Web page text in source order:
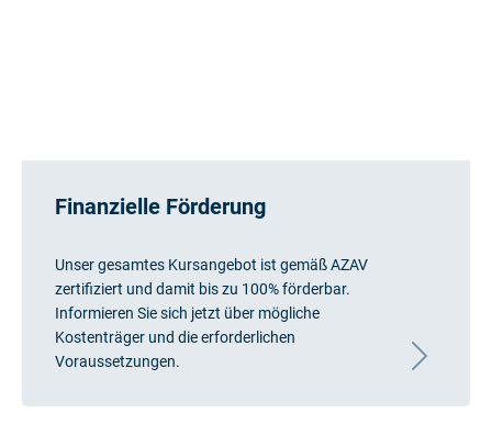
Finanzielle Förderung
Unser gesamtes Kursangebot ist gemäß AZAV
zertifiziert und damit bis zu 100% förderbar.
Informieren Sie sich jetzt über mögliche
Kostenträger und die erforderlichen
Voraussetzungen.